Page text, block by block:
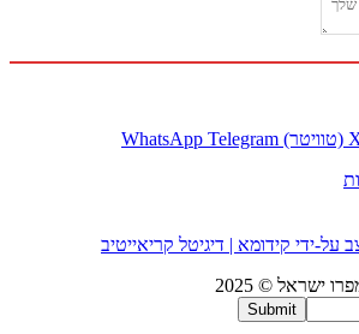
WhatsApp Telegram
קידומא | דיגיטל קריאייטיב
© 2025
Submit